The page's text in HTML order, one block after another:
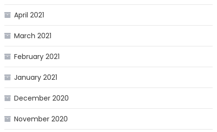
April 2021
March 2021
February 2021
January 2021
December 2020
November 2020